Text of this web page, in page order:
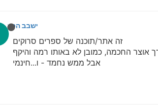
ישבב הסופר
זה אתר/תוכנה של ספרים סרוקים
אוצר החכמה, כמובן לא באותו רמה והיקף
אבל ממש נחמד - ו...חינמי